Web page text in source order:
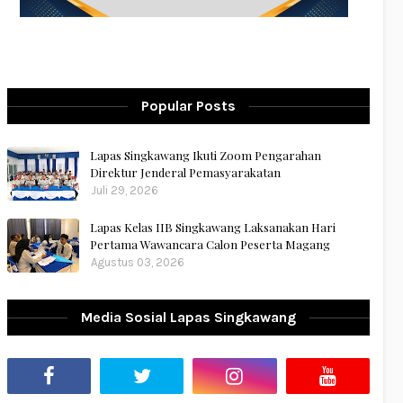
Popular Posts
Lapas Singkawang Ikuti Zoom Pengarahan
Direktur Jenderal Pemasyarakatan
Juli 29, 2026
Lapas Kelas IIB Singkawang Laksanakan Hari
Pertama Wawancara Calon Peserta Magang
Agustus 03, 2026
Media Sosial Lapas Singkawang